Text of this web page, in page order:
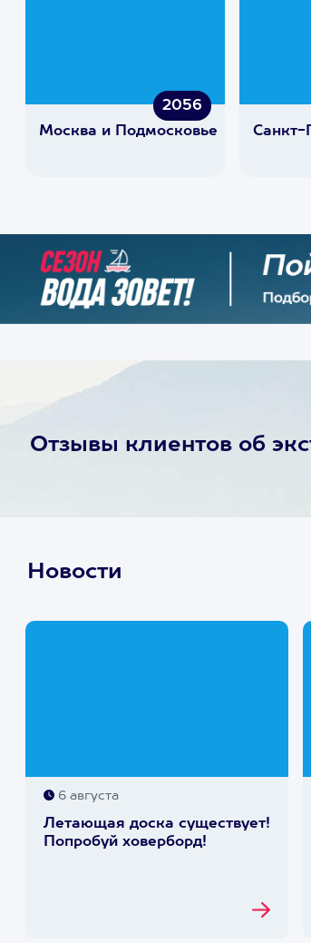
2056
Москва и Подмосковье
Санкт-
Отзывы клиентов об
Новости
6 августа
Летающая доска существует!
Попробуй ховерборд!